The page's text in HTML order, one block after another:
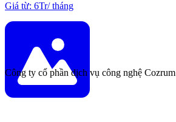
Giá từ: 6Tr/tháng
Công ty cổ phần dịch vụ công nghệ Cozrum